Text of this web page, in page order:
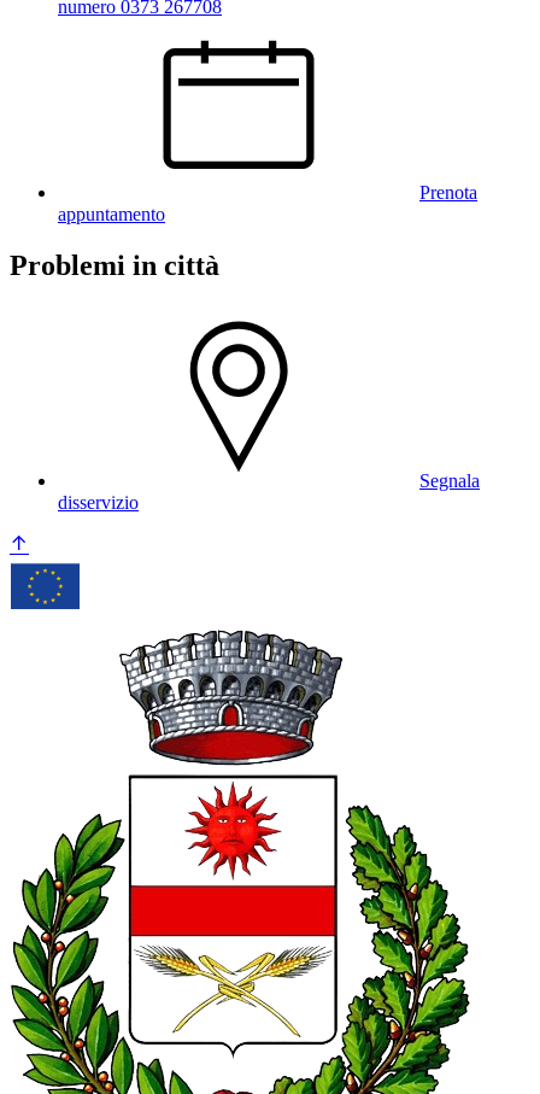
numero 0373 267708
Prenota
appuntamento
Problemi in città
Segnala
disservizio